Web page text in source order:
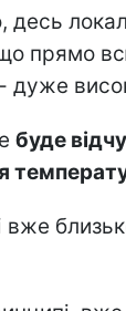
десь
прямо
дуже
буде
вже